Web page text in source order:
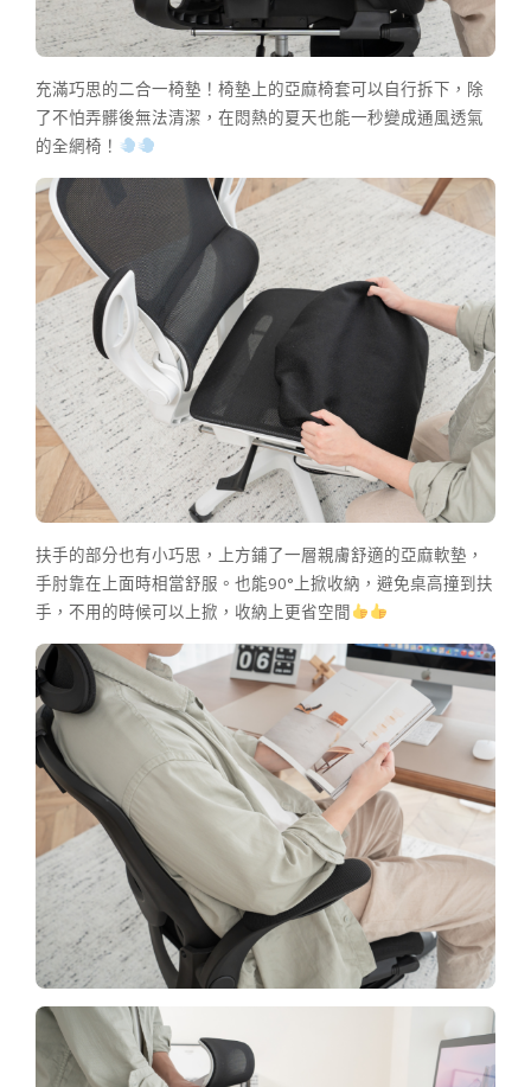
充滿巧思的二合一椅墊！椅墊上的亞麻椅套可以自行拆下，除
了不怕弄髒後無法清潔，在悶熱的夏天也能一秒變成通風透氣
的全網椅！
扶手的部分也有小巧思，上方鋪了一層親膚舒適的亞麻軟墊，
手肘靠在上面時相當舒服。也能90°上掀收納，避免桌高撞到扶
手，不用的時候可以上掀，收納上更省空間